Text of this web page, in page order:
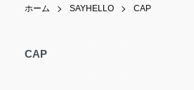
ホーム SAYHELLO CAP
CAP